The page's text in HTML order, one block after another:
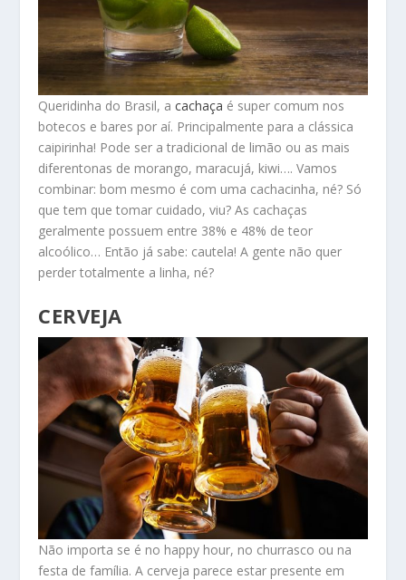
Queridinha do Brasil, acachaça é super comum nos
botecos e bares por aí. Principalmente para a clássica
caipirinha! Pode ser a tradicional de limão ou as mais
diferentonas de morango, maracujá, kiwi…. Vamos
combinar: bom mesmo é com uma cachacinha, né? Só
que tem que tomar cuidado, viu? As cachaças
geralmente possuem entre 38% e 48% de teor
alcoólico… Então já sabe: cautela! A gente não quer
perder totalmente a linha, né?
CERVEJA
Não importa se é no happy hour, no churrasco ou na
festa de família. A cerveja parece estar presente em